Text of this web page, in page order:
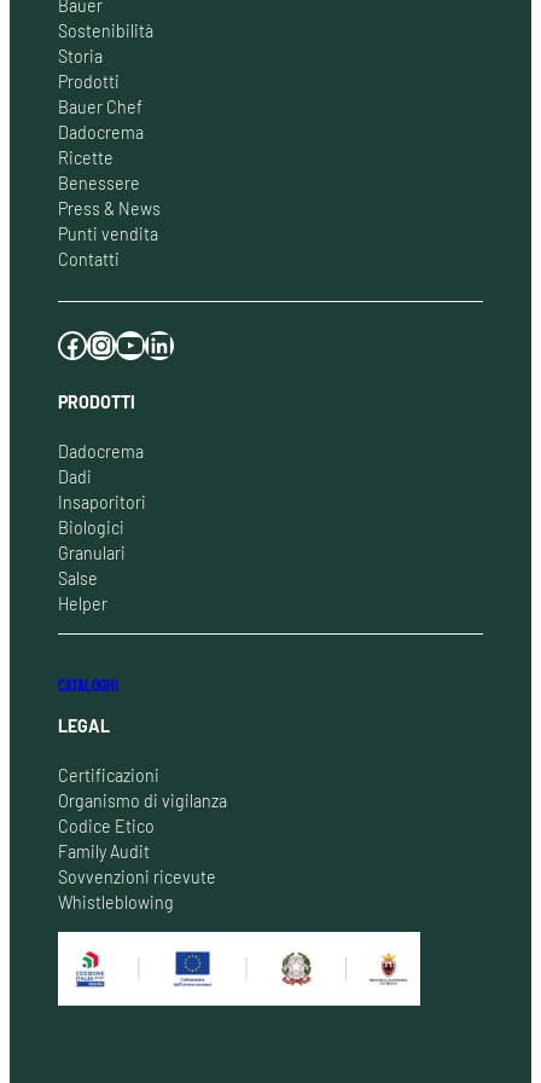
Bauer
Sostenibilità
Storia
Prodotti
Bauer Chef
Dadocrema
Ricette
Benessere
Press & News
Punti vendita
Contatti
Facebook Instagram YouTube LinkedIn
PRODOTTI
Dadocrema
Dadi
Insaporitori
Biologici
Granulari
Salse
Helper
CATALOGHI
LEGAL
Certificazioni
Organismo di vigilanza
Codice Etico
Family Audit
Sovvenzioni ricevute
Whistleblowing